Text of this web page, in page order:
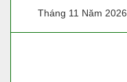
Tháng 11 Năm 2026